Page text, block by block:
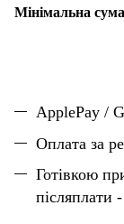
Мінімальна
ApplePay /
Оплата за
Готівкою
післяплати